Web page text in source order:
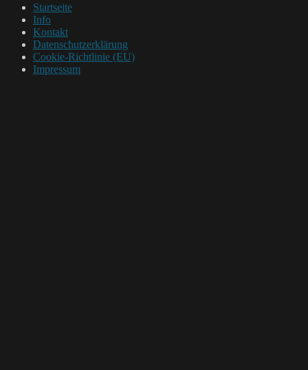
Startseite
Info
Kontakt
Datenschutzerklärung
Cookie-Richtlinie (EU)
Impressum